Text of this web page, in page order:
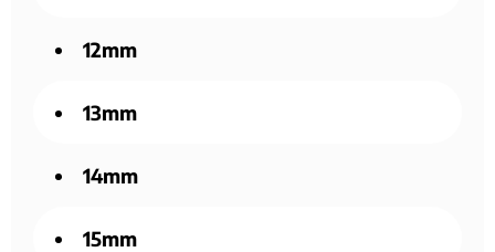
12mm
13mm
14mm
15mm